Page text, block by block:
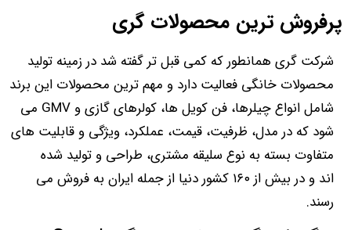
پرفروش ترین محصولات گری
شرکت گری همانطور که کمی قبل تر گفته شد در زمینه تولید
محصولات خانگی فعالیت دارد و مهم ترین محصولات این برند
شامل انواع چیلرها، فن کویل ها، کولرهای گازی و GMV می
شود که در مدل، ظرفیت، قیمت، عملکرد، ویژگی و قابلیت های
متفاوت بسته به نوع سلیقه مشتری، طراحی و تولید شده
اند و در بیش از ۱۶۰ کشور دنیا از جمله ایران به فروش می
رسند.